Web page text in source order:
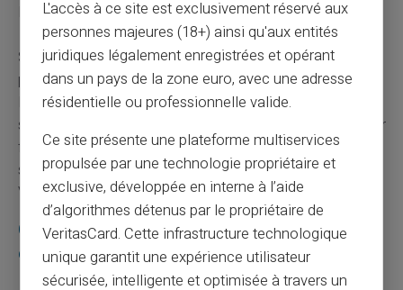
les mouvements sur le compte.
Services tiers spécialisés en gestion financière
personnelle peuvent regrouper divers comptes en un
lieu unique pour superviser activement les entrées et
sorties instantanément accessibles à tout moment. Pour
faciliter les virements entrants sécurisés, consultez la
section dédiée auxvirements entrantsde votre carte
Veritas Mastercard®.
Questions fréquentes sur le remboursement
en cas de fraude à la carte bancaire
L'accès à ce site est exclusivement réservé aux
personnes majeures (18+) ainsi qu'aux entités
juridiques légalement enregistrées et opérant
dans un pays de la zone euro, avec une adresse
résidentielle ou professionnelle valide.
Ce site présente une plateforme multiservices
propulsée par une technologie propriétaire et
exclusive, développée en interne à l’aide
d’algorithmes détenus par le propriétaire de
VeritasCard. Cette infrastructure technologique
unique garantit une expérience utilisateur
sécurisée, intelligente et optimisée à travers un